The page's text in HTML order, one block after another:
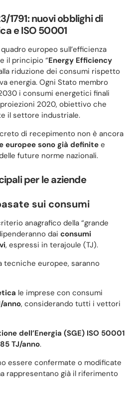
1791: nuovi obblighi di
e ISO 50001
europeo sull’efficienza
il principio “Energy Efficiency
riduzione dei consumi rispetto
energia. Ogni Stato membro
i consumi energetici finali
2020, obiettivo che
il settore industriale.
di recepimento non è ancora
europee sono già definite e
future norme nazionali.
per le aziende
sui consumi
anagrafico della “grande
dai consumi
, espressi in terajoule (TJ).
tecniche europee, saranno
le imprese con consumi
anno, considerando tutti i vettori
dell’Energia (SGE) ISO 50001
85 TJ/anno.
essere confermate o modificate
rappresentano già il riferimento